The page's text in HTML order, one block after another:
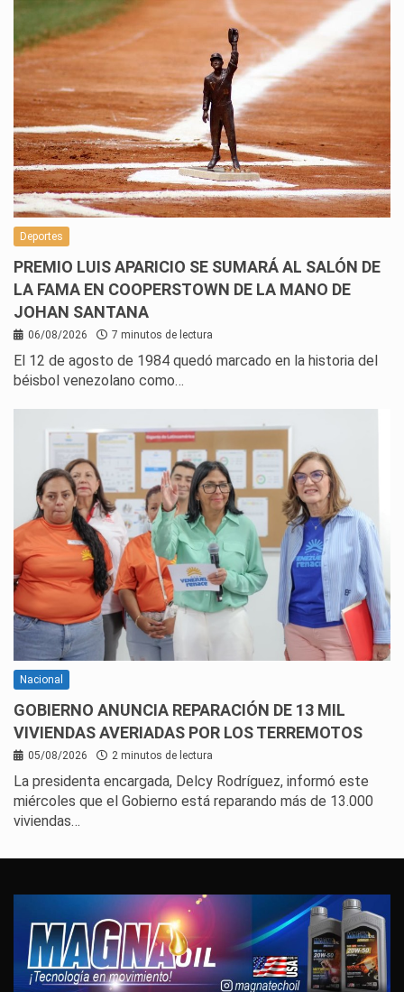
Deportes
PREMIO LUIS APARICIO SE SUMARÁ AL SALÓN DE
LA FAMA EN COOPERSTOWN DE LA MANO DE
JOHAN SANTANA
06/08/2026 7 minutos de lectura
El 12 de agosto de 1984 quedó marcado en la historia del
béisbol venezolano como…
Nacional
GOBIERNO ANUNCIA REPARACIÓN DE 13 MIL
VIVIENDAS AVERIADAS POR LOS TERREMOTOS
05/08/2026 2 minutos de lectura
La presidenta encargada, Delcy Rodríguez, informó este
miércoles que el Gobierno está reparando más de 13.000
viviendas…